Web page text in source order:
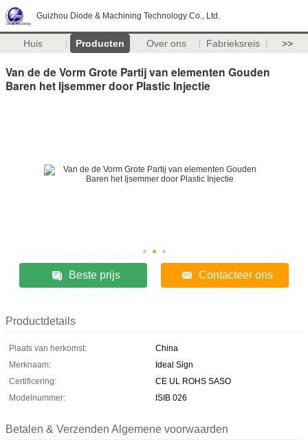
Guizhou Diode & Machining Technology Co., Ltd.
Huis Producten Over ons Fabrieksreis >>
Van de de Vorm Grote Partij van elementen Gouden
Baren het Ijsemmer door Plastic Injectie
Beste prijs Contacteer ons
Productdetails
Plaats van herkomst:
China
Merknaam:
Ideal Sign
Certificering:
CE UL ROHS SASO
Modelnummer:
ISIB 026
Betalen & Verzenden Algemene voorwaarden